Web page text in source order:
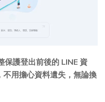
護登出前後的 LINE 資
用擔心資料遺失，無論換